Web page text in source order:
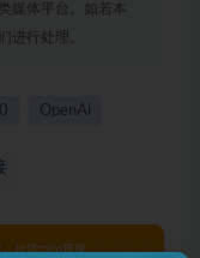
媒体平台。如若本
进行处理。
OpenAi